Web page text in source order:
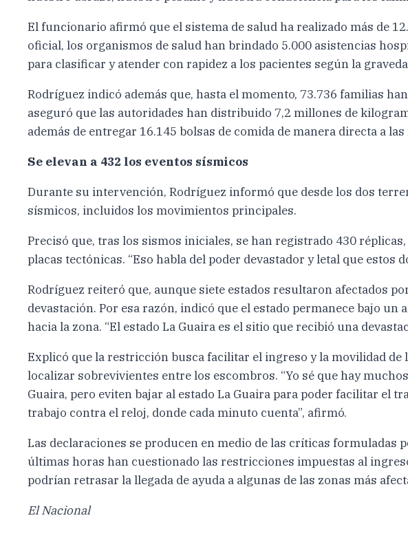
El funcionario afirmó que el sistema de salud ha realizado más de
oficial, los organismos de salud han brindado 5.000 asistencias
para clasificar y atender con rapidez a los pacientes según la
Rodríguez indicó además que, hasta el momento, 73.736 familias
aseguró que las autoridades han distribuido 7,2 millones de
además de entregar 16.145 bolsas de comida de manera directa a
Se elevan a 432 los eventos sísmicos
Durante su intervención, Rodríguez informó que desde los dos
sísmicos, incluidos los movimientos principales.
Precisó que, tras los sismos iniciales, se han registrado 430
placas tectónicas. “Eso habla del poder devastador y letal que
Rodríguez reiteró que, aunque siete estados resultaron afectados
devastación. Por esa razón, indicó que el estado permanece bajo
hacia la zona. “El estado La Guaira es el sitio que recibió una
Explicó que la restricción busca facilitar el ingreso y la movilidad
localizar sobrevivientes entre los escombros. “Yo sé que hay
Guaira, pero eviten bajar al estado La Guaira para poder facilitar el
trabajo contra el reloj, donde cada minuto cuenta”, afirmó.
Las declaraciones se producen en medio de las críticas
últimas horas han cuestionado las restricciones impuestas al
podrían retrasar la llegada de ayuda a algunas de las zonas más
El Nacional